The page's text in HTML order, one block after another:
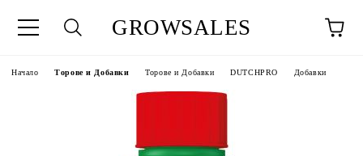
GROWSALES
Начало Торове и Добавки Торове и Добавки DUTCHPRO Добавки